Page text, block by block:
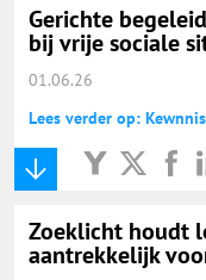
Gerichte
bij vrije sociale
01.06.26
Lees verder op:
Zoeklicht houdt
aantrekkelijk